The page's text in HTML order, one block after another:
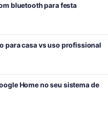
bluetooth para festa
para casa vs uso profissional
Home no seu sistema de